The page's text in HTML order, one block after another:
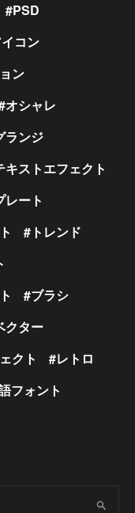
PSD
コン
ン
オシャレ
ランジ
キストエフェクト
レート
トレンド
ブラシ
クター
クト
レトロ
フォント